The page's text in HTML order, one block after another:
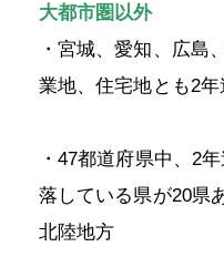
大都市圏以外
・宮城、愛知、広島
業地、住宅地とも2年
・47都道府県中、2
落している県が20県
北陸地方